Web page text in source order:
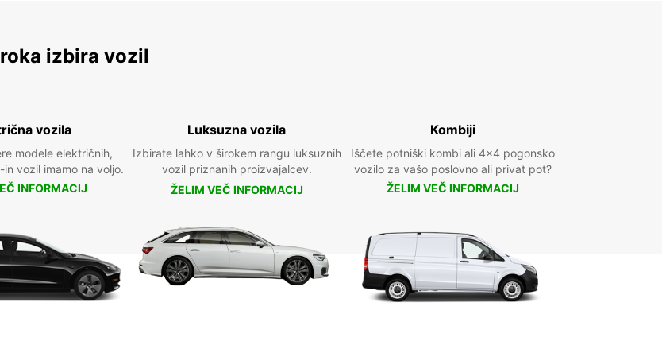
izbira vozil
vozila
modele električnih,
vozil imamo na voljo.
INFORMACIJ
Luksuzna vozila
Izbirate lahko v širokem rangu luksuznih
vozil priznanih proizvajalcev.
ŽELIM VEČ INFORMACIJ
Kombiji
Iščete potniški kombi ali 4x4 pogonsko
vozilo za vašo poslovno ali privat pot?
ŽELIM VEČ INFORMACIJ